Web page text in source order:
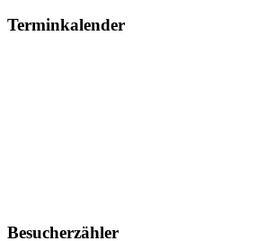
Terminkalender
Besucherzähler